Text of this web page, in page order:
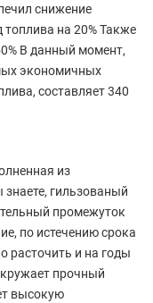
снижение
топлива на 20% Также
В данный момент,
экономичных
составляет 340
из
знаете, гильзованый
промежуток
по истечению срока
расточить и на годы
прочный
высокую